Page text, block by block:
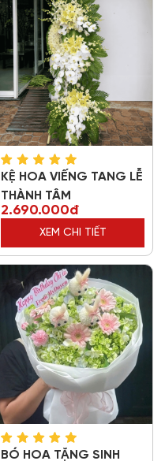
KỆ HOA VIẾNG TANG LỄ
THÀNH TÂM
2.690.000đ
XEM CHI TIẾT
BÓ HOA TẶNG SINH